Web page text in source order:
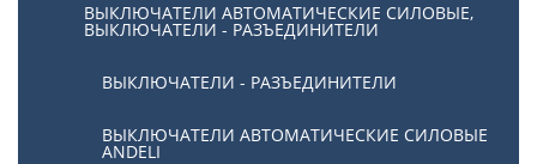
ВЫКЛЮЧАТЕЛИ АВТОМАТИЧЕСКИЕ СИЛОВЫЕ,
ВЫКЛЮЧАТЕЛИ - РАЗЪЕДИНИТЕЛИ
ВЫКЛЮЧАТЕЛИ - РАЗЪЕДИНИТЕЛИ
ВЫКЛЮЧАТЕЛИ АВТОМАТИЧЕСКИЕ СИЛОВЫЕ
ANDELI